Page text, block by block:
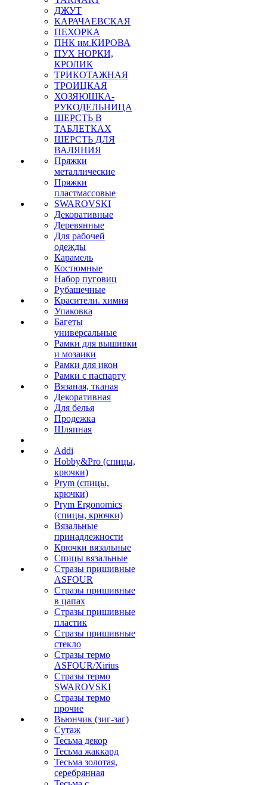
ДЖУТ
КАРАЧАЕВСКАЯ
ПЕХОРКА
ПНК им.КИРОВА
ПУХ НОРКИ,
КРОЛИК
ТРИКОТАЖНАЯ
ТРОИЦКАЯ
ХОЗЯЮШКА-
РУКОДЕЛЬНИЦА
ШЕРСТЬ В
ТАБЛЕТКАХ
ШЕРСТЬ ДЛЯ
ВАЛЯНИЯ
Пряжки
металлические
Пряжки
пластмассовые
SWAROVSKI
Декоративные
Деревянные
Для рабочей
одежды
Карамель
Костюмные
Набор пуговиц
Рубашечные
Красители. химия
Упаковка
Багеты
универсальные
Рамки для вышивки
и мозаики
Рамки для икон
Рамки с паспарту
Вязаная, тканая
Декоративная
Для белья
Продежка
Шляпная
Addi
Hobby&Pro (спицы,
крючки)
Prym (спицы,
крючки)
Prym Ergonomics
(спицы, крючки)
Вязальные
принадлежности
Крючки вязальные
Спицы вязальные
Стразы пришивные
ASFOUR
Стразы пришивные
в цапах
Стразы пришивные
пластик
Стразы пришивные
стекло
Стразы термо
ASFOUR/Xirius
Стразы термо
SWAROVSKI
Стразы термо
прочие
Вьюнчик (зиг-заг)
Сутаж
Тесьма декор
Тесьма жаккард
Тесьма золотая,
серебрянная